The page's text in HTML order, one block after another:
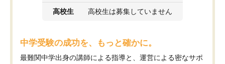
高校生 高校生は募集していません
中学受験の成功を、もっと確かに。
最難関中学出身の講師による指導と、運営による密なサポ